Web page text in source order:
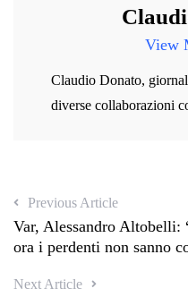
View
Claudio Donato,
diverse collaborazioni
Previous Article
Var, Alessandro Altobelli:
ora i perdenti non sanno
Next Article